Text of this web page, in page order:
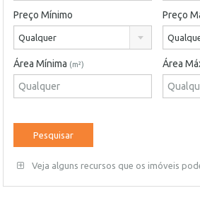
Preço Mínimo
Qualquer
Preço
Área Mínima (m²) Área
Veja alguns recursos que os imóveis